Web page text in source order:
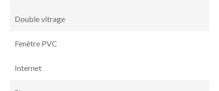
Double vitrage
Fenêtre PVC
Internet